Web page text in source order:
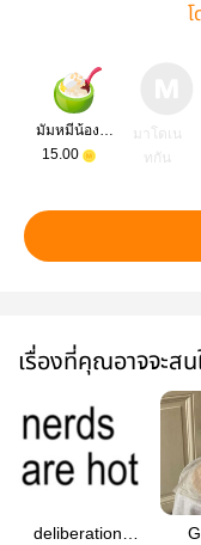
มัมหมีน้องแทยงบูบู้
15.00
มาโดเน
ทกัน
เรื่องที่คุณอาจจะสน
deliberation,